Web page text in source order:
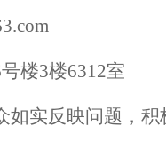
楼3楼6312室
如实反映问题，